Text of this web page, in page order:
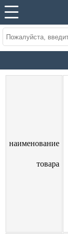
наименование
товара